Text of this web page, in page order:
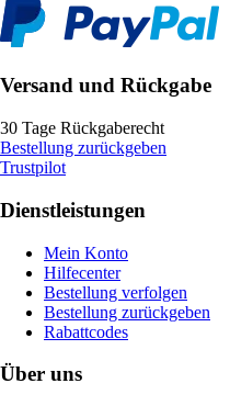
Versand und Rückgabe
30 Tage Rückgaberecht
Bestellung zurückgeben
Trustpilot
Dienstleistungen
Mein Konto
Hilfecenter
Bestellung verfolgen
Bestellung zurückgeben
Rabattcodes
Über uns